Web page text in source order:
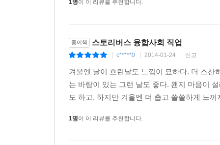
1명이 이 리뷰를 추천합니다.
종이책 스토리버스 융합사회 직업
c*****0 2014-01-24 신고
겨울엔 날이 흐린날도 느낌이 묘하다. 더 스
는 바람이 있는 그런 날도 좋다. 왠지 마음이
도 하고. 하지만 겨울엔 더 춥고 쓸쓸하게 느
1명이 이 리뷰를 추천합니다.